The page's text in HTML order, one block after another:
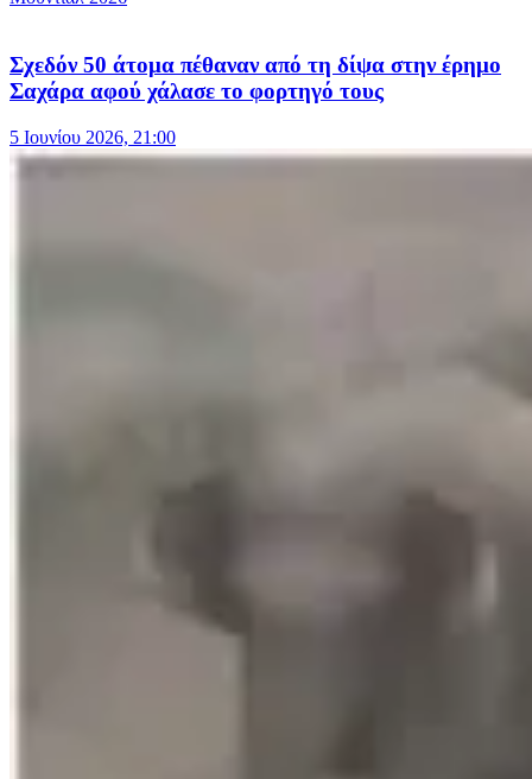
Σχεδόν 50 άτομα πέθαναν από τη δίψα στην έρημο
Σαχάρα αφού χάλασε το φορτηγό τους
5 Ιουνίου 2026, 21:00